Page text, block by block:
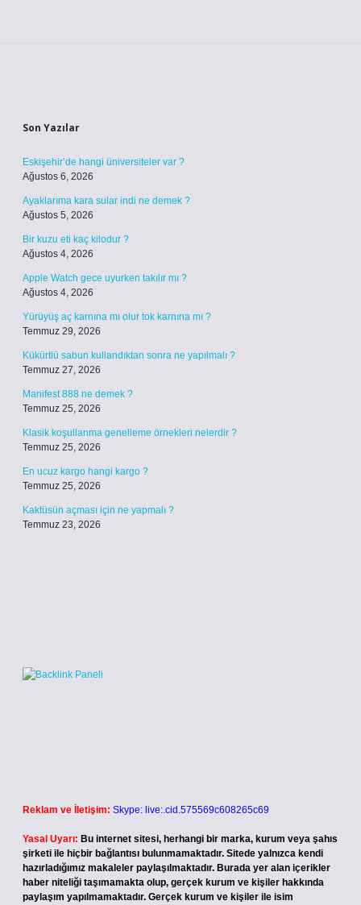
Son Yazılar
Eskişehir’de hangi üniversiteler var ?
Ağustos 6, 2026
Ayaklarıma kara sular indi ne demek ?
Ağustos 5, 2026
Bir kuzu eti kaç kilodur ?
Ağustos 4, 2026
Apple Watch gece uyurken takılır mı ?
Ağustos 4, 2026
Yürüyüş aç karnına mı olur tok karnına mı ?
Temmuz 29, 2026
Kükürtlü sabun kullandıktan sonra ne yapılmalı ?
Temmuz 27, 2026
Manifest 888 ne demek ?
Temmuz 25, 2026
Klasik koşullanma genelleme örnekleri nelerdir ?
Temmuz 25, 2026
En ucuz kargo hangi kargo ?
Temmuz 25, 2026
Kaktüsün açması için ne yapmalı ?
Temmuz 23, 2026
Reklam ve İletişim: Skype: live:.cid.575569c608265c69
Yasal Uyarı: Bu internet sitesi, herhangi bir marka, kurum veya şahıs
şirketi ile hiçbir bağlantısı bulunmamaktadır. Sitede yalnızca kendi
hazırladığımız makaleler paylaşılmaktadır. Burada yer alan içerikler
haber niteliği taşımamakta olup, gerçek kurum ve kişiler hakkında
paylaşım yapılmamaktadır. Gerçek kurum ve kişiler ile isim